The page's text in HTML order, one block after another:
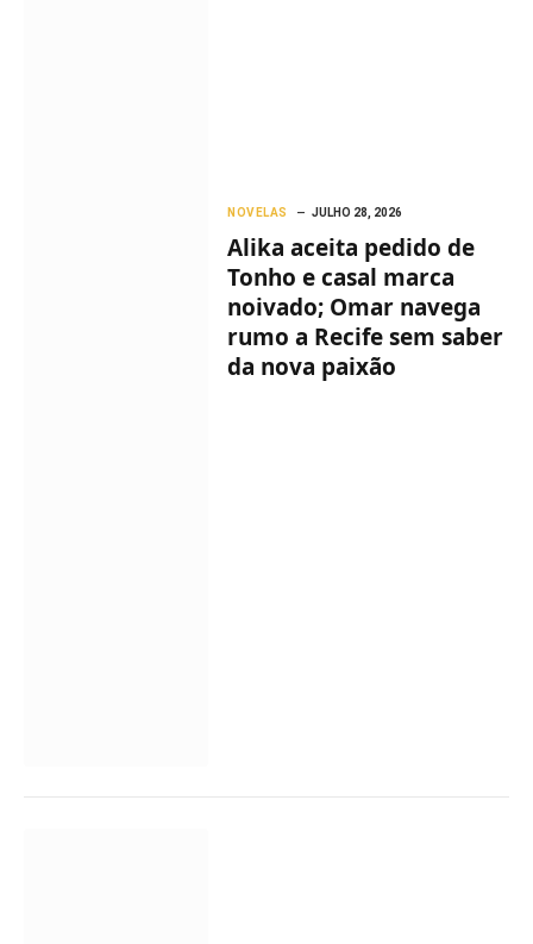
NOVELAS JULHO 28, 2026
Alika aceita pedido de
Tonho e casal marca
noivado; Omar navega
rumo a Recife sem saber
da nova paixão